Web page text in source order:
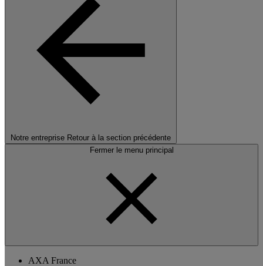
Notre entreprise Retour à la section précédente
Fermer le menu principal
AXA France